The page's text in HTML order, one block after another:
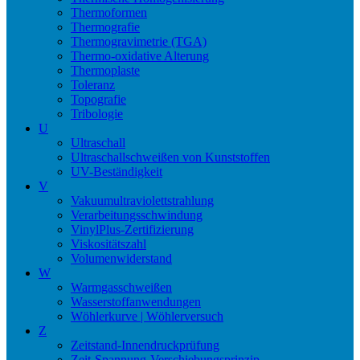
Thermoformen
Thermografie
Thermogravimetrie (TGA)
Thermo-oxidative Alterung
Thermoplaste
Toleranz
Topografie
Tribologie
U
Ultraschall
Ultraschallschweißen von Kunststoffen
UV-Beständigkeit
V
Vakuumultraviolettstrahlung
Verarbeitungsschwindung
VinylPlus-Zertifizierung
Viskositätszahl
Volumenwiderstand
W
Warmgasschweißen
Wasserstoffanwendungen
Wöhlerkurve | Wöhlerversuch
Z
Zeitstand-Innendruckprüfung